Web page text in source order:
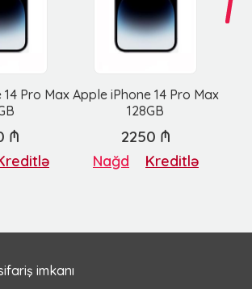
Pro Max Apple iPhone 14 Pro Max
128GB
₼ 2250 ₼
Nağd Kreditlə
imkanı